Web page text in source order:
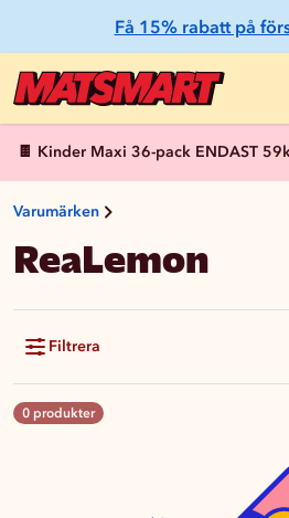
Få 15% rabatt på
🍫 Kinder Maxi 36-pack ENDAST
Varumärken
ReaLemon
Filtrera
0 produkter